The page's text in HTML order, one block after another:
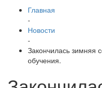
Главная
-
Новости
-
Закончилась зимняя
обучения.